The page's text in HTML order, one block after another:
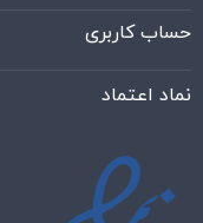
حساب کاربری
نماد اعتماد